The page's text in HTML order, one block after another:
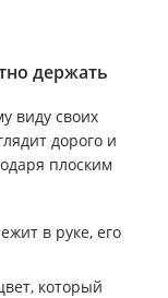
держать
виду своих
дорого и
плоским
в руке, его
который